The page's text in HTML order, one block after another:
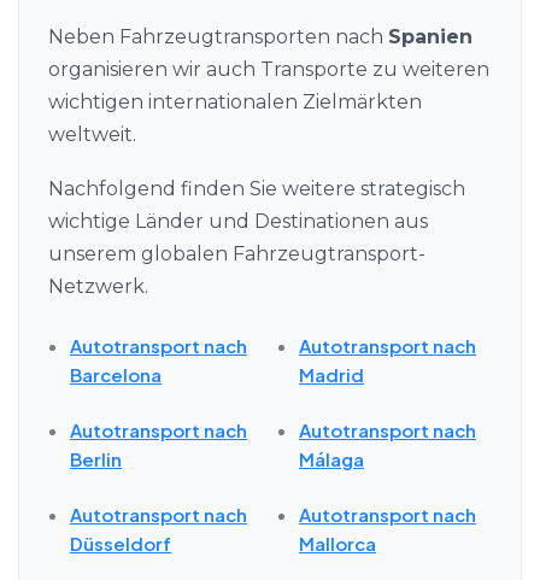
Neben Fahrzeugtransporten nach Spanien
organisieren wir auch Transporte zu weiteren
wichtigen internationalen Zielmärkten
weltweit.
Nachfolgend finden Sie weitere strategisch
wichtige Länder und Destinationen aus
unserem globalen Fahrzeugtransport-
Netzwerk.
Autotransport nach
Barcelona
Autotransport nach
Berlin
Autotransport nach
Düsseldorf
Autotransport nach
Madrid
Autotransport nach
Málaga
Autotransport nach
Mallorca